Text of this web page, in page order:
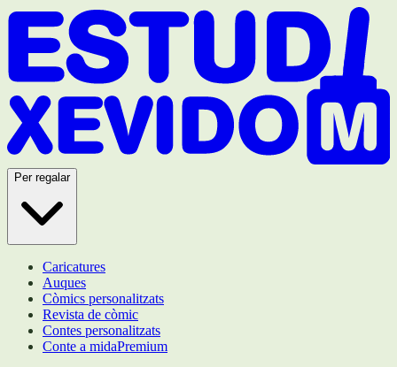
Per regalar
Caricatures
Auques
Còmics personalitzats
Revista de còmic
Contes personalitzats
Conte a midaPremium